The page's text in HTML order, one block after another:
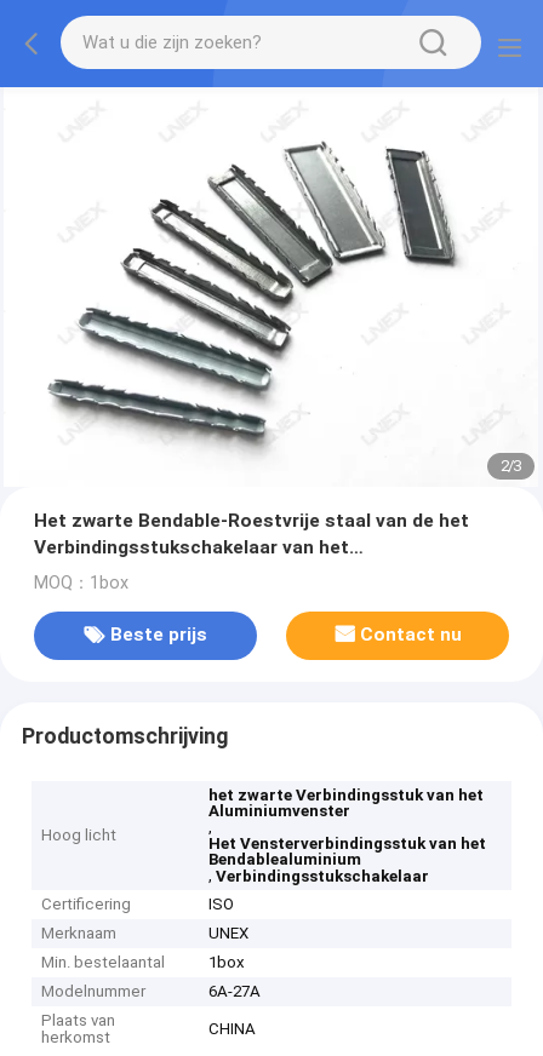
2/3
Het zwarte Bendable-Roestvrije staal van de het
Verbindingsstukschakelaar van het
Aluminiumvenster rechtstreeks
MOQ：1box
Beste prijs Contact nu
Productomschrijving
Hoog licht
het zwarte Verbindingsstuk van het
Aluminiumvenster
,
Het Vensterverbindingsstuk van het
Bendablealuminium
,Verbindingsstukschakelaar
Certificering
ISO
Merknaam
UNEX
Min. bestelaantal
1box
Modelnummer
6A-27A
Plaats van
herkomst
CHINA